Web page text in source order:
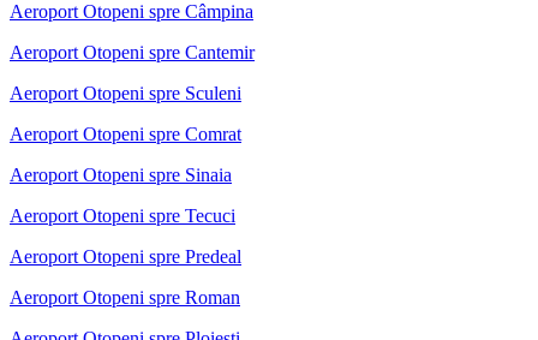
Aeroport Otopeni spre Câmpina
Aeroport Otopeni spre Cantemir
Aeroport Otopeni spre Sculeni
Aeroport Otopeni spre Comrat
Aeroport Otopeni spre Sinaia
Aeroport Otopeni spre Tecuci
Aeroport Otopeni spre Predeal
Aeroport Otopeni spre Roman